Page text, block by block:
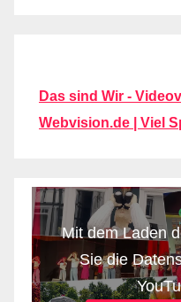
Das sind Wir -
Webvision.de | Viel
Mit dem Laden
Sie die